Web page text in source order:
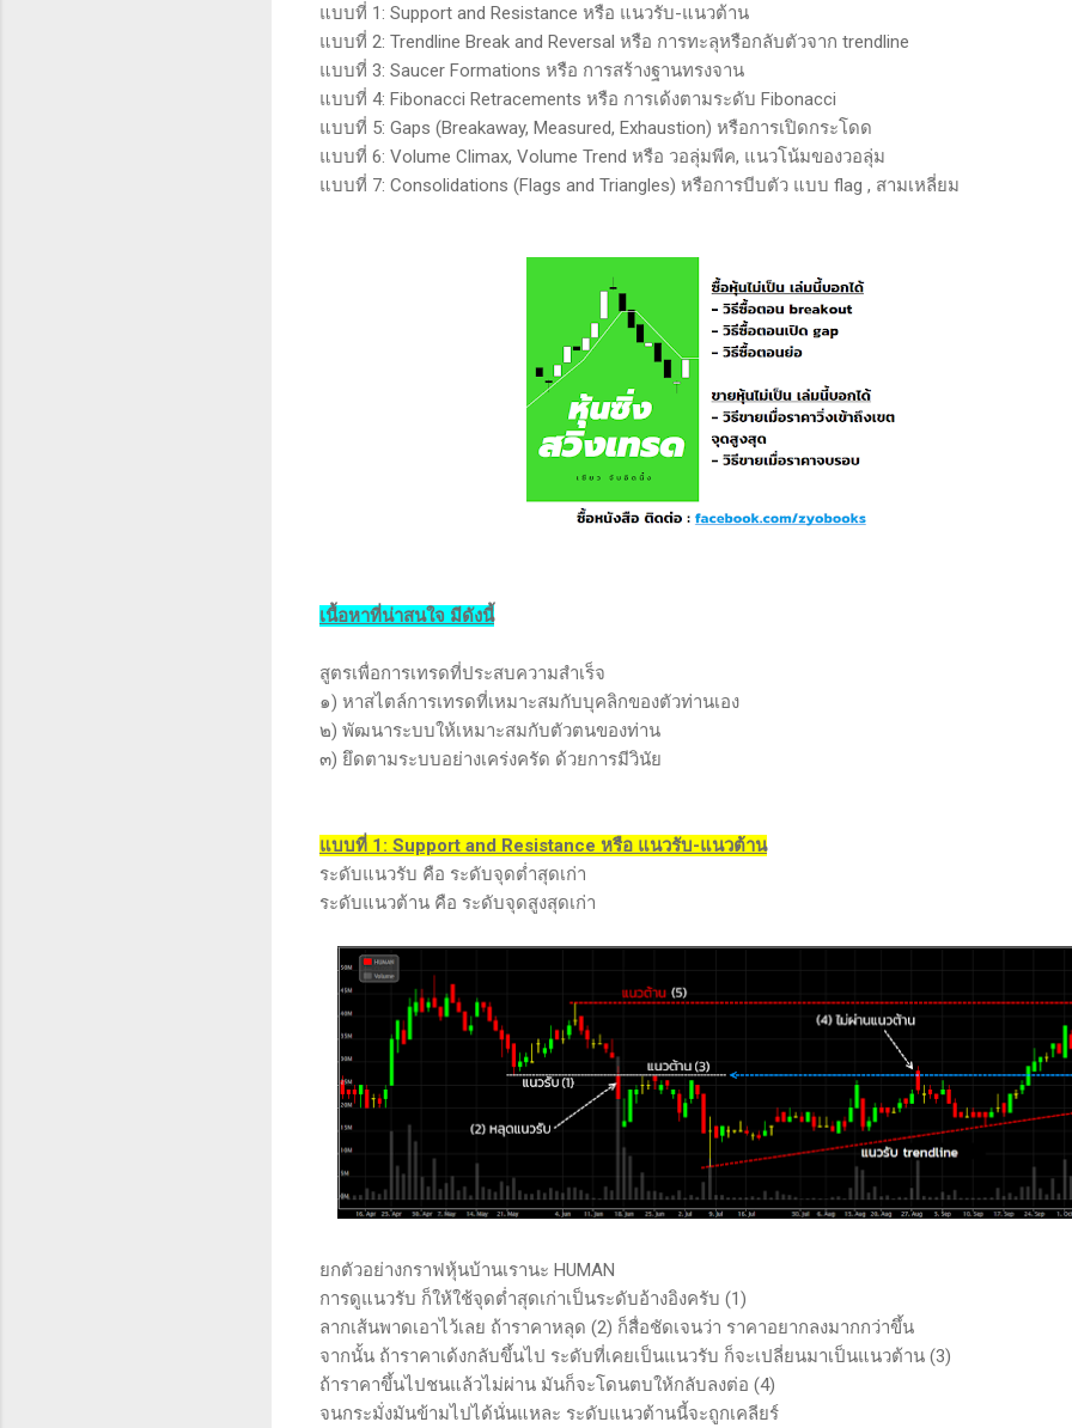
แบบที่ 1: Support and Resistance หรือ แนวรับ-แนวต้าน
แบบที่ 2: Trendline Break and Reversal หรือ การทะลุหรือกลับตัวจาก trendline
แบบที่ 3: Saucer Formations หรือ การสร้างฐานทรงจาน
แบบที่ 4: Fibonacci Retracements หรือ การเด้งตามระดับ Fibonacci
แบบที่ 5: Gaps (Breakaway, Measured, Exhaustion) หรือการเปิดกระโดด
แบบที่ 6: Volume Climax, Volume Trend หรือ วอลุ่มพีค, แนวโน้มของวอลุ่ม
แบบที่ 7: Consolidations (Flags and Triangles) หรือการบีบตัว แบบ flag , สามเหลี่ยม
เนื้อหาที่น่าสนใจ มีดังนี้
สูตรเพื่อการเทรดที่ประสบความสำเร็จ
๑) หาสไตล์การเทรดที่เหมาะสมกับบุคลิกของตัวท่านเอง
๒) พัฒนาระบบให้เหมาะสมกับตัวตนของท่าน
๓) ยึดตามระบบอย่างเคร่งครัด ด้วยการมีวินัย
แบบที่ 1: Support and Resistance หรือ แนวรับ-แนวต้าน
ระดับแนวรับ คือ ระดับจุดต่ำสุดเก่า
ระดับแนวต้าน คือ ระดับจุดสูงสุดเก่า
ยกตัวอย่างกราฟหุ้นบ้านเรานะ HUMAN
การดูแนวรับ ก็ให้ใช้จุดต่ำสุดเก่าเป็นระดับอ้างอิงครับ (1)
ลากเส้นพาดเอาไว้เลย ถ้าราคาหลุด (2) ก็สื่อชัดเจนว่า ราคาอยากลงมากกว่าขึ้น
จากนั้น ถ้าราคาเด้งกลับขึ้นไป ระดับที่เคยเป็นแนวรับ ก็จะเปลี่ยนมาเป็นแนวต้าน (3)
ถ้าราคาขึ้นไปชนแล้วไม่ผ่าน มันก็จะโดนตบให้กลับลงต่อ (4)
จนกระมั่งมันข้ามไปได้นั่นแหละ ระดับแนวต้านนี้จะถูกเคลียร์